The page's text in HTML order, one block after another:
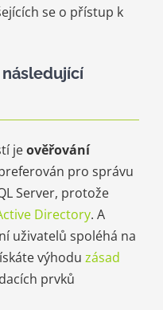
se o přístup k
jeověřování
pro správu
Server, protože
Directory. A
uživatelů spoléhá na
výhodu zásad
prvků